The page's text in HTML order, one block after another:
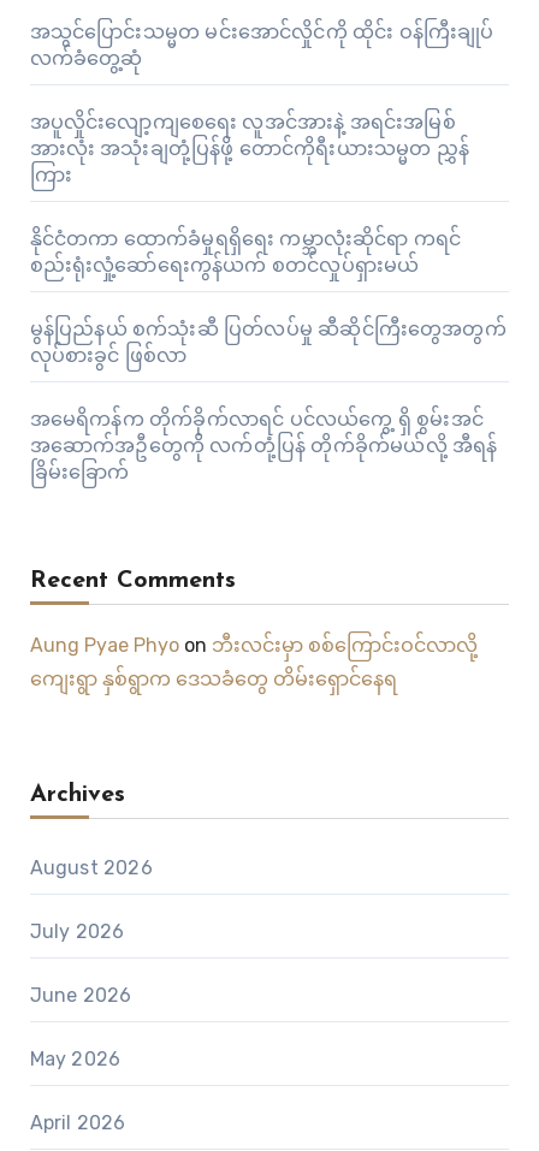
အသွင်ပြောင်းသမ္မတ မင်းအောင်လှိုင်ကို ထိုင်း ဝန်ကြီးချုပ်
လက်ခံတွေ့ဆုံ
အပူလှိုင်းလျော့ကျစေရေး လူအင်အားနဲ့ အရင်းအမြစ်
အားလုံး အသုံးချတုံ့ပြန်ဖို့ တောင်ကိုရီးယားသမ္မတ ညွှန်
ကြား
နိုင်ငံတကာ ထောက်ခံမှုရရှိရေး ကမ္ဘာလုံးဆိုင်ရာ ကရင်
စည်းရုံးလှုံ့ဆော်ရေးကွန်ယက် စတင်လှုပ်ရှားမယ်
မွန်ပြည်နယ် စက်သုံးဆီ ပြတ်လပ်မှု ဆီဆိုင်ကြီးတွေအတွက်
လုပ်စားခွင် ဖြစ်လာ
အမေရိကန်က တိုက်ခိုက်လာရင် ပင်လယ်ကွေ့ ရှိ စွမ်းအင်
အဆောက်အဦတွေကို လက်တုံ့ပြန် တိုက်ခိုက်မယ်လို့ အီရန်
ခြိမ်းခြောက်
Recent Comments
Aung Pyae Phyoon ဘီးလင်းမှာ စစ်ကြောင်းဝင်လာလို့
ကျေးရွာ နှစ်ရွာက ဒေသခံတွေ တိမ်းရှောင်နေရ
Archives
August 2026
July 2026
June 2026
May 2026
April 2026